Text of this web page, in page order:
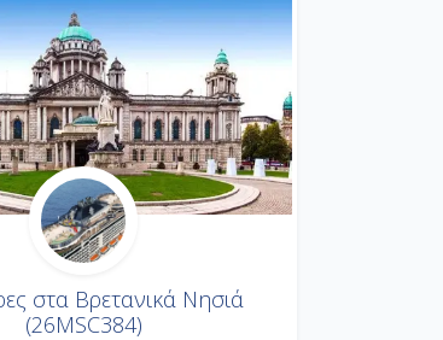
στα Βρετανικά Νησιά
(26MSC384)